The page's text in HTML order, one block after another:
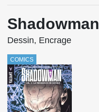
Shadowman
Dessin, Encrage
COMICS